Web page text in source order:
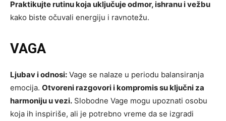
Praktikujte rutinu koja uključuje odmor, ishranu i vežbu
kako biste očuvali energiju i ravnotežu.
VAGA
Ljubav i odnosi: Vage se nalaze u periodu balansiranja
emocija. Otvoreni razgovori i kompromis su ključni za
harmoniju u vezi. Slobodne Vage mogu upoznati osobu
koja ih inspiriše, ali je potrebno vreme da se izgradi